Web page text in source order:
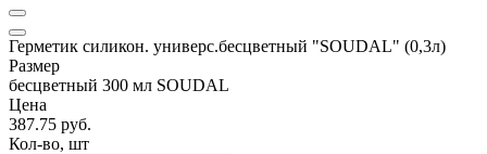
Герметик силикон. универс.бесцветный "SOUDAL" (0,3л)
Размер
бесцветный 300 мл SOUDAL
Цена
387.75 руб.
Кол-во, шт